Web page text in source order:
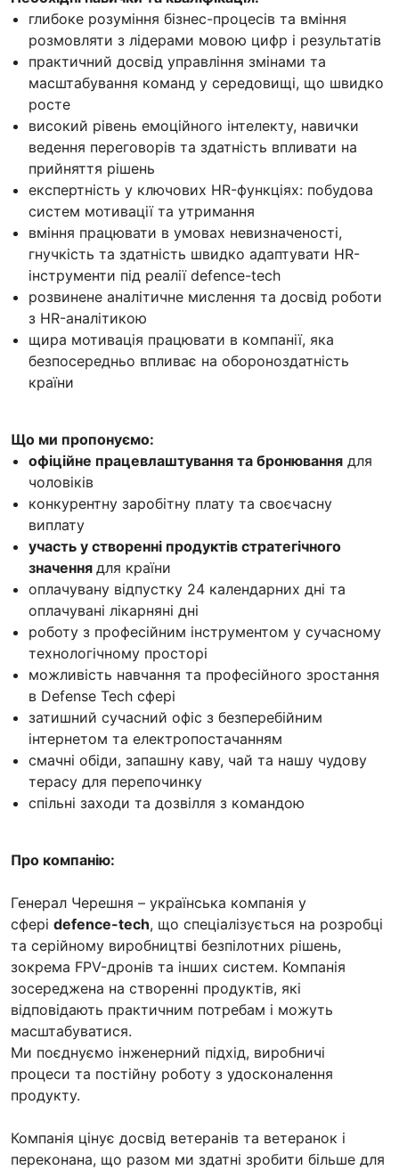
глибоке розуміння бізнес-процесів та вміння
розмовляти з лідерами мовою цифр і результатів
практичний досвід управління змінами та
масштабування команд у середовищі, що швидко
росте
високий рівень емоційного інтелекту, навички
ведення переговорів та здатність впливати на
прийняття рішень
експертність у ключових HR-функціях: побудова
систем мотивації та утримання
вміння працювати в умовах невизначеності,
гнучкість та здатність швидко адаптувати HR-
інструменти під реалії defence-tech
розвинене аналітичне мислення та досвід роботи
з HR-аналітикою
щира мотивація працювати в компанії, яка
безпосередньо впливає на обороноздатність
країни
Що ми пропонуємо:
офіційне працевлаштування та бронювання для
чоловіків
конкурентну заробітну плату та своєчасну
виплату
участь у створенні продуктів стратегічного
значення для країни
оплачувану відпустку 24 календарних дні та
оплачувані лікарняні дні
роботу з професійним інструментом у сучасному
технологічному просторі
можливість навчання та професійного зростання
в Defense Tech сфері
затишний сучасний офіс з безперебійним
інтернетом та електропостачанням
смачні обіди, запашну каву, чай та нашу чудову
терасу для перепочинку
спільні заходи та дозвілля з командою
Про компанію:
Генерал Черешня – українська компанія у
сфері defence-tech, що спеціалізується на розробці
та серійному виробництві безпілотних рішень,
зокрема FPV-дронів та інших систем. Компанія
зосереджена на створенні продуктів, які
відповідають практичним потребам і можуть
масштабуватися.
Ми поєднуємо інженерний підхід, виробничі
процеси та постійну роботу з удосконалення
продукту.
Компанія цінує досвід ветеранів та ветеранок і
переконана, що разом ми здатні зробити більше для